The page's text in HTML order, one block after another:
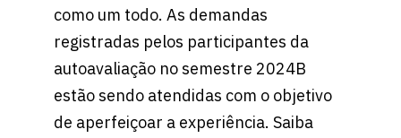
como um todo. As demandas
registradas pelos participantes da
autoavaliação no semestre 2024B
estão sendo atendidas com o objetivo
de aperfeiçoar a experiência. Saiba